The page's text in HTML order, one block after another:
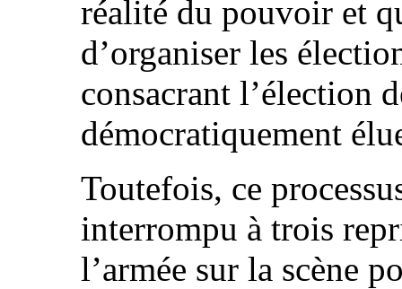
réalité du pouvoir et
d’organiser les
consacrant l’élection
démocratiquement
Toutefois, ce
interrompu à trois
l’armée sur la scène